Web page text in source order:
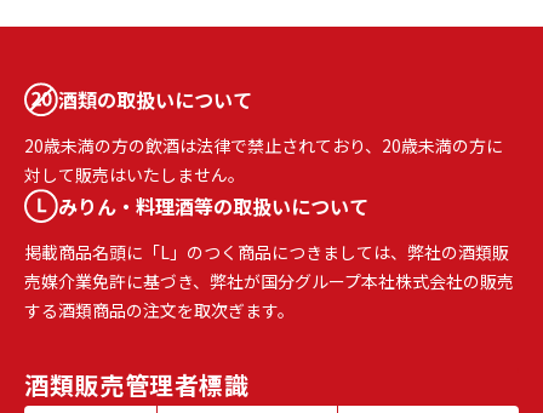
酒類の取扱いについて
20歳未満の方の飲酒は法律で禁止されており、20歳未満の方に
対して販売はいたしません。
みりん・料理酒等の取扱いについて
掲載商品名頭に「L」のつく商品につきましては、弊社の酒類販
売媒介業免許に基づき、弊社が国分グループ本社株式会社の販売
する酒類商品の注文を取次ぎます。
酒類販売管理者標識